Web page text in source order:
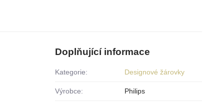
Doplňující informace
Kategorie: Designové žárovky
Výrobce: Philips